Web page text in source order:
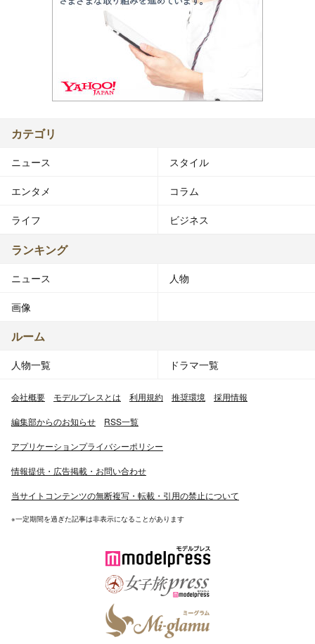
カテゴリ
ニュース スタイル
エンタメ コラム
ライフ ビジネス
ランキング
ニュース 人物
画像
ルーム
人物一覧 ドラマ一覧
会社概要 モデルプレスとは 利用規約 推奨環境 採用情報
編集部からのお知らせ RSS一覧
アプリケーションプライバシーポリシー
情報提供・広告掲載・お問い合わせ
当サイトコンテンツの無断複写・転載・引用の禁止について
※一定期間を過ぎた記事は非表示になることがあります